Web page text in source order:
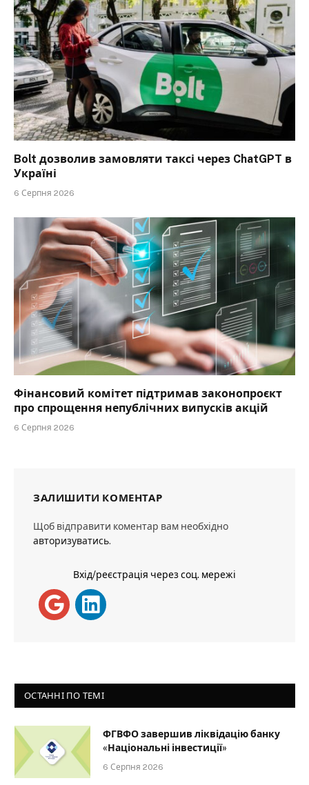
Bolt дозволив замовляти таксі через ChatGPT в
Україні
6 Серпня 2026
Фінансовий комітет підтримав законопроєкт
про спрощення непублічних випусків акцій
6 Серпня 2026
ЗАЛИШИТИ КОМЕНТАР
Щоб відправити коментар вам необхідно
авторизуватись.
Вхід/реєстрація через соц. мережі
ОСТАННІ ПО ТЕМІ
ФГВФО завершив ліквідацію банку
«Національні інвестиції»
6 Серпня 2026